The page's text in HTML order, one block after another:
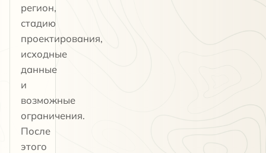
регион,
стадию
проектирования,
исходные
данные
и
возможные
ограничения.
После
этого